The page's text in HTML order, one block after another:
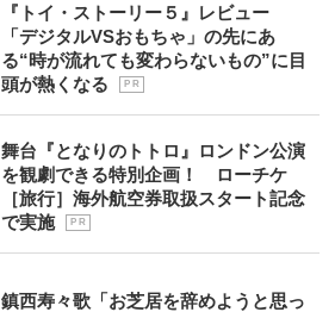
『トイ・ストーリー５』レビュー
「デジタルVSおもちゃ」の先にあ
る“時が流れても変わらないもの”に目
頭が熱くなる
P R
舞台『となりのトトロ』ロンドン公演
を観劇できる特別企画！ ローチケ
［旅行］海外航空券取扱スタート記念
で実施
P R
鎮西寿々歌「お芝居を辞めようと思っ